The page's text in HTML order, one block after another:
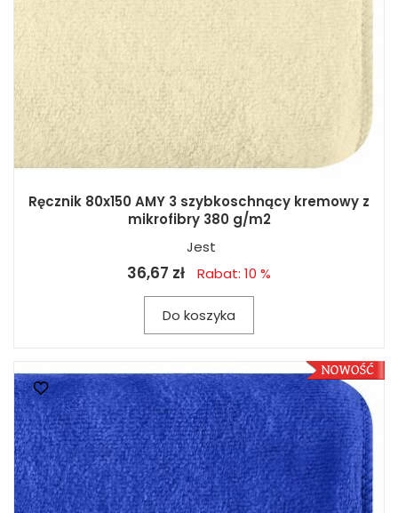
Ręcznik 80x150 AMY 3 szybkoschnący kremowy z
mikrofibry 380 g/m2
Jest
36,67 zł Rabat: 10 %
Do koszyka